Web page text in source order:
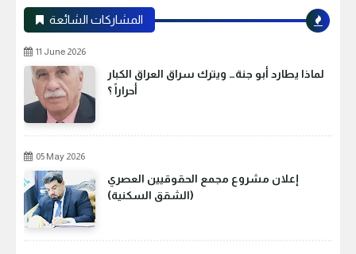
المشاركات الشائعة
11 June 2026
لماذا يطارد أبو جنة… ويترك سراق العراق الكبار
أحراراً ؟
05 May 2026
إعلان مشروع مجمع الحقوقيين العصري
(الشقق السكنية)